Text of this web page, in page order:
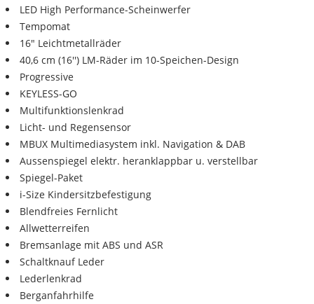
LED High Performance-Scheinwerfer
Tempomat
16" Leichtmetallräder
40,6 cm (16'') LM-Räder im 10-Speichen-Design
Progressive
KEYLESS-GO
Multifunktionslenkrad
Licht- und Regensensor
MBUX Multimediasystem inkl. Navigation & DAB
Aussenspiegel elektr. heranklappbar u. verstellbar
Spiegel-Paket
i-Size Kindersitzbefestigung
Blendfreies Fernlicht
Allwetterreifen
Bremsanlage mit ABS und ASR
Schaltknauf Leder
Lederlenkrad
Berganfahrhilfe